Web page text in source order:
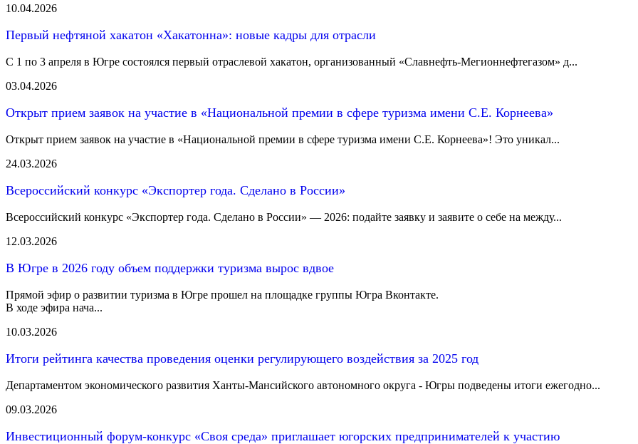
10.04.2026
Первый нефтяной хакатон «Хакатонна»: новые кадры для отрасли
С 1 по 3 апреля в Югре состоялся первый отраслевой хакатон, организованный «Славнефть‑Мегионнефтегазом» д...
03.04.2026
Открыт прием заявок на участие в «Национальной премии в сфере туризма имени С.Е. Корнеева»
Открыт прием заявок на участие в «Национальной премии в сфере туризма имени С.Е. Корнеева»! Это уникал...
24.03.2026
Всероссийский конкурс «Экспортер года. Сделано в России»
Всероссийский конкурс «Экспортер года. Сделано в России» — 2026: подайте заявку и заявите о себе на между...
12.03.2026
В Югре в 2026 году объем поддержки туризма вырос вдвое
Прямой эфир о развитии туризма в Югре прошел на площадке группы Югра Вконтакте.
В ходе эфира нача...
10.03.2026
Итоги рейтинга качества проведения оценки регулирующего воздействия за 2025 год
Департаментом экономического развития Ханты-Мансийского автономного округа - Югры подведены итоги ежегодно...
09.03.2026
Инвестиционный форум-конкурс «Своя среда» приглашает югорских предпринимателей к участию